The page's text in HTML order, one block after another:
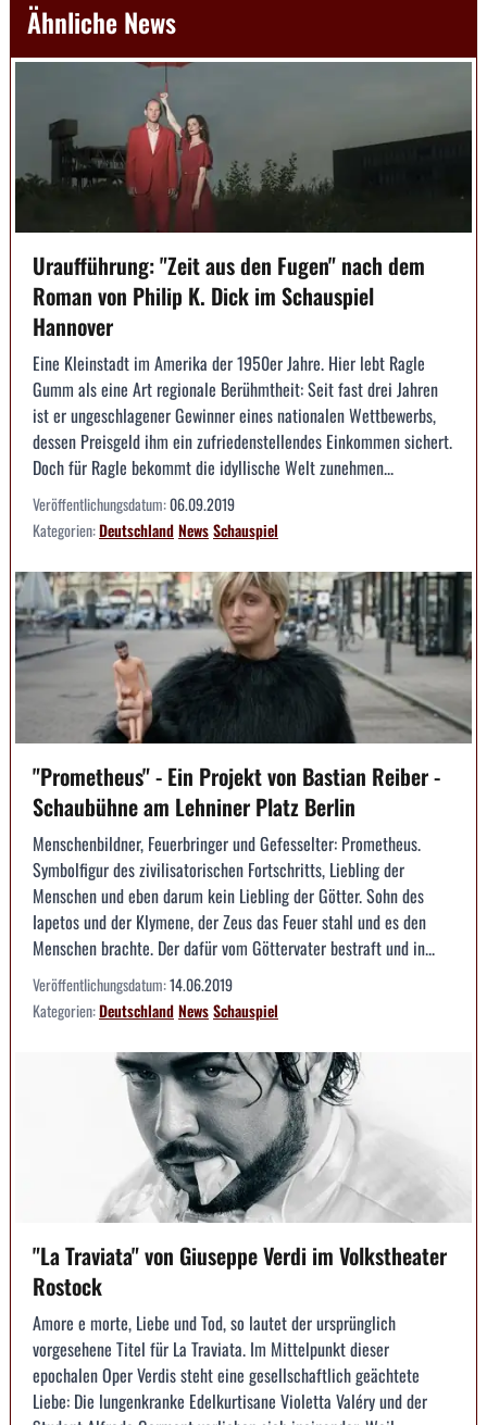
Ähnliche News
Uraufführung: "Zeit aus den Fugen" nach dem
Roman von Philip K. Dick im Schauspiel
Hannover
Eine Kleinstadt im Amerika der 1950er Jahre. Hier lebt Ragle
Gumm als eine Art regionale Berühmtheit: Seit fast drei Jahren
ist er ungeschlagener Gewinner eines nationalen Wettbewerbs,
dessen Preisgeld ihm ein zufriedenstellendes Einkommen sichert.
Doch für Ragle bekommt die idyllische Welt zunehmen...
Veröffentlichungsdatum:06.09.2019
Kategorien:DeutschlandNewsSchauspiel
"Prometheus" - Ein Projekt von Bastian Reiber -
Schaubühne am Lehniner Platz Berlin
Menschenbildner, Feuerbringer und Gefesselter: Prometheus.
Symbolfigur des zivilisatorischen Fortschritts, Liebling der
Menschen und eben darum kein Liebling der Götter. Sohn des
Iapetos und der Klymene, der Zeus das Feuer stahl und es den
Menschen brachte. Der dafür vom Göttervater bestraft und in...
Veröffentlichungsdatum:14.06.2019
Kategorien:DeutschlandNewsSchauspiel
"La Traviata" von Giuseppe Verdi im Volkstheater
Rostock
Amore e morte, Liebe und Tod, so lautet der ursprünglich
vorgesehene Titel für La Traviata. Im Mittelpunkt dieser
epochalen Oper Verdis steht eine gesellschaftlich geächtete
Liebe: Die lungenkranke Edelkurtisane Violetta Valéry und der